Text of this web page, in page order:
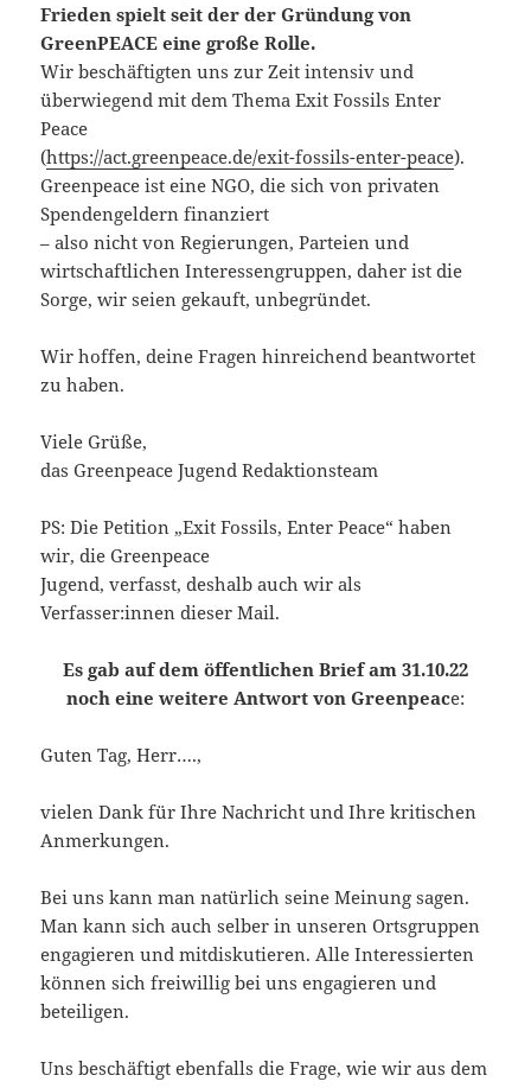
Frieden spielt seit der der Gründung von
GreenPEACE eine große Rolle.
Wir beschäftigten uns zur Zeit intensiv und
überwiegend mit dem Thema Exit Fossils Enter
Peace
(https://act.greenpeace.de/exit-fossils-enter-peace).
Greenpeace ist eine NGO, die sich von privaten
Spendengeldern finanziert
– also nicht von Regierungen, Parteien und
wirtschaftlichen Interessengruppen, daher ist die
Sorge, wir seien gekauft, unbegründet.
Wir hoffen, deine Fragen hinreichend beantwortet
zu haben.
Viele Grüße,
das Greenpeace Jugend Redaktionsteam
PS: Die Petition „Exit Fossils, Enter Peace“ haben
wir, die Greenpeace
Jugend, verfasst, deshalb auch wir als
Verfasser:innen dieser Mail.
Es gab auf dem öffentlichen Brief am 31.10.22
noch eine weitere Antwort von Greenpeace:
Guten Tag, Herr….,
vielen Dank für Ihre Nachricht und Ihre kritischen
Anmerkungen.
Bei uns kann man natürlich seine Meinung sagen.
Man kann sich auch selber in unseren Ortsgruppen
engagieren und mitdiskutieren. Alle Interessierten
können sich freiwillig bei uns engagieren und
beteiligen.
Uns beschäftigt ebenfalls die Frage, wie wir aus dem